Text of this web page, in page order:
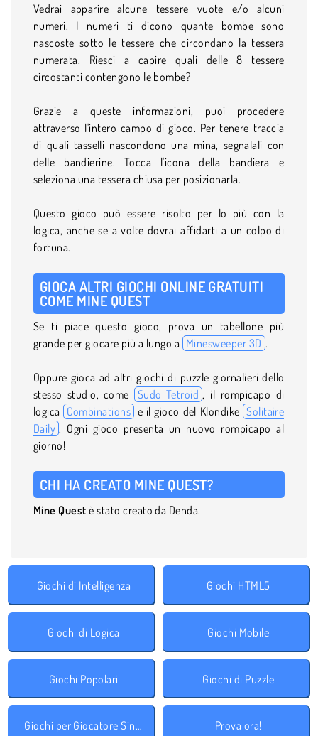
Vedrai apparire alcune tessere vuote e/o alcuni
numeri. I numeri ti dicono quante bombe sono
nascoste sotto le tessere che circondano la tessera
numerata. Riesci a capire quali delle 8 tessere
circostanti contengono le bombe?
Grazie a queste informazioni, puoi procedere
attraverso l'intero campo di gioco. Per tenere traccia
di quali tasselli nascondono una mina, segnalali con
delle bandierine. Tocca l'icona della bandiera e
seleziona una tessera chiusa per posizionarla.
Questo gioco può essere risolto per lo più con la
logica, anche se a volte dovrai affidarti a un colpo di
fortuna.
GIOCA ALTRI GIOCHI ONLINE GRATUITI
COME MINE QUEST
Se ti piace questo gioco, prova un tabellone più
grande per giocare più a lungo a Minesweeper 3D .
Oppure gioca ad altri giochi di puzzle giornalieri dello
stesso studio, come
Sudo Tetroid , il rompicapo di
logica Combinations e il gioco del Klondike Solitaire
Daily . Ogni gioco presenta un nuovo rompicapo al
giorno!
CHI HA CREATO MINE QUEST?
Mine Quest è stato creato da Denda.
Giochi di Intelligenza Giochi HTML5
Giochi di Logica Giochi Mobile
Giochi Popolari Giochi di Puzzle
Giochi per Giocatore Singolo Prova ora!